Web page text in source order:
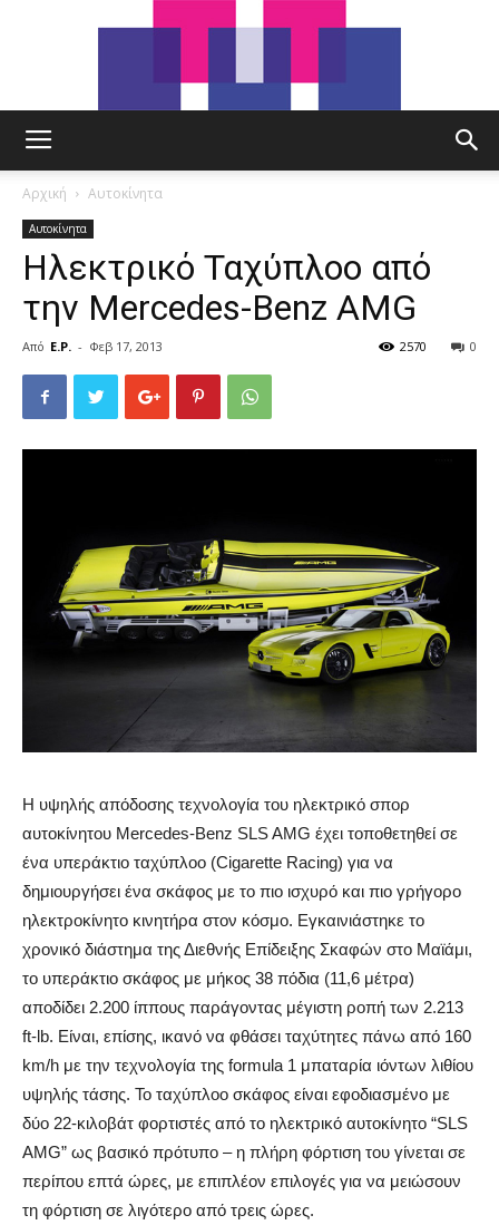
Αρχική Αυτοκίνητα
Αυτοκίνητα
Ηλεκτρικό Ταχύπλοο από
την Mercedes-Benz AMG
Από E.P. - Φεβ 17, 2013 0
2570
Η υψηλής απόδοσης τεχνολογία του ηλεκτρικό σπορ
αυτοκίνητου Mercedes-Benz SLS AMG έχει τοποθετηθεί σε
ένα υπεράκτιο ταχύπλοο (Cigarette Racing) για να
δημιουργήσει ένα σκάφος με το πιο ισχυρό και πιο γρήγορο
ηλεκτροκίνητο κινητήρα στον κόσμο. Εγκαινιάστηκε το
χρονικό διάστημα της Διεθνής Επίδειξης Σκαφών στο Μαϊάμι,
το υπεράκτιο σκάφος με μήκος 38 πόδια (11,6 μέτρα)
αποδίδει 2.200 ίππους παράγοντας μέγιστη ροπή των 2.213
ft-lb. Είναι, επίσης, ικανό να φθάσει ταχύτητες πάνω από 160
km/h με την τεχνολογία της formula 1 μπαταρία ιόντων λιθίου
υψηλής τάσης. Το ταχύπλοο σκάφος είναι εφοδιασμένο με
δύο 22-κιλοβάτ φορτιστές από το ηλεκτρικό αυτοκίνητο “SLS
AMG” ως βασικό πρότυπο – η πλήρη φόρτιση του γίνεται σε
περίπου επτά ώρες, με επιπλέον επιλογές για να μειώσουν
τη φόρτιση σε λιγότερο από τρεις ώρες.